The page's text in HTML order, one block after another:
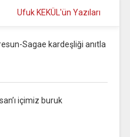
Ufuk KEKÜL'ün Yazıları
Sagae kardeşliği anıtla
içimiz buruk